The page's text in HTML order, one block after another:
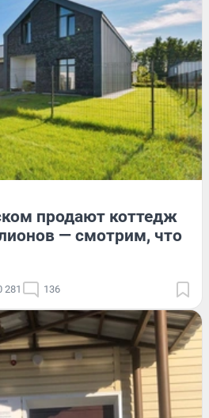
продают коттедж
— смотрим, что
281 136